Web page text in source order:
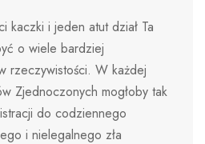
kaczki i jeden atut dział Ta
o wiele bardziej
rzeczywistości. W każdej
Zjednoczonych mogłoby tak
do codziennego
i nielegalnego zła